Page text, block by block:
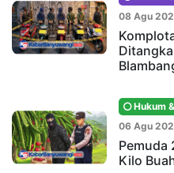
08 Agu
Hukum
06 Agu
Pemuda
Kilo